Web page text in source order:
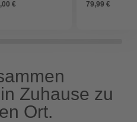
€
79,99 €
Zuhause zu
Ort.